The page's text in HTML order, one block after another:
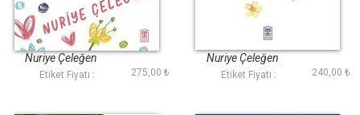
Peygamberimiz
(asm) Çocuklara
Nasıl Davranırdı?
Nuriye Çeleğen
Etiket Fiyatı : 275,00 ₺
Örtüde 70 Esma
Nuriye Çeleğen
Etiket Fiyatı : 240,00 ₺